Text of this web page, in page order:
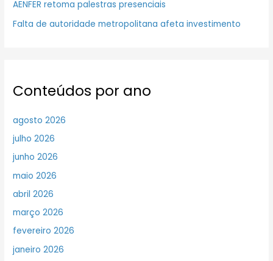
AENFER retoma palestras presenciais
Falta de autoridade metropolitana afeta investimento
Conteúdos por ano
agosto 2026
julho 2026
junho 2026
maio 2026
abril 2026
março 2026
fevereiro 2026
janeiro 2026